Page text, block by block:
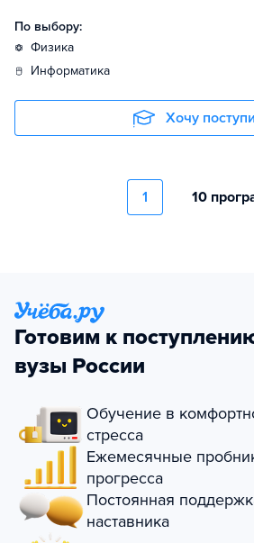
По выбору:
физика
информатика
Хочу
1 10
Готовим к
вузы России
Обучение в
стресса
Ежемесячные
прогресса
Постоянная
наставника